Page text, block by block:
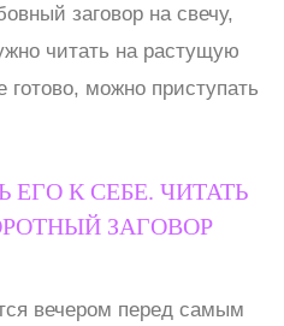
заговор на свечу,
читать на растущую
можно приступать
К СЕБЕ. ЧИТАТЬ
ЗАГОВОР
вечером перед самым